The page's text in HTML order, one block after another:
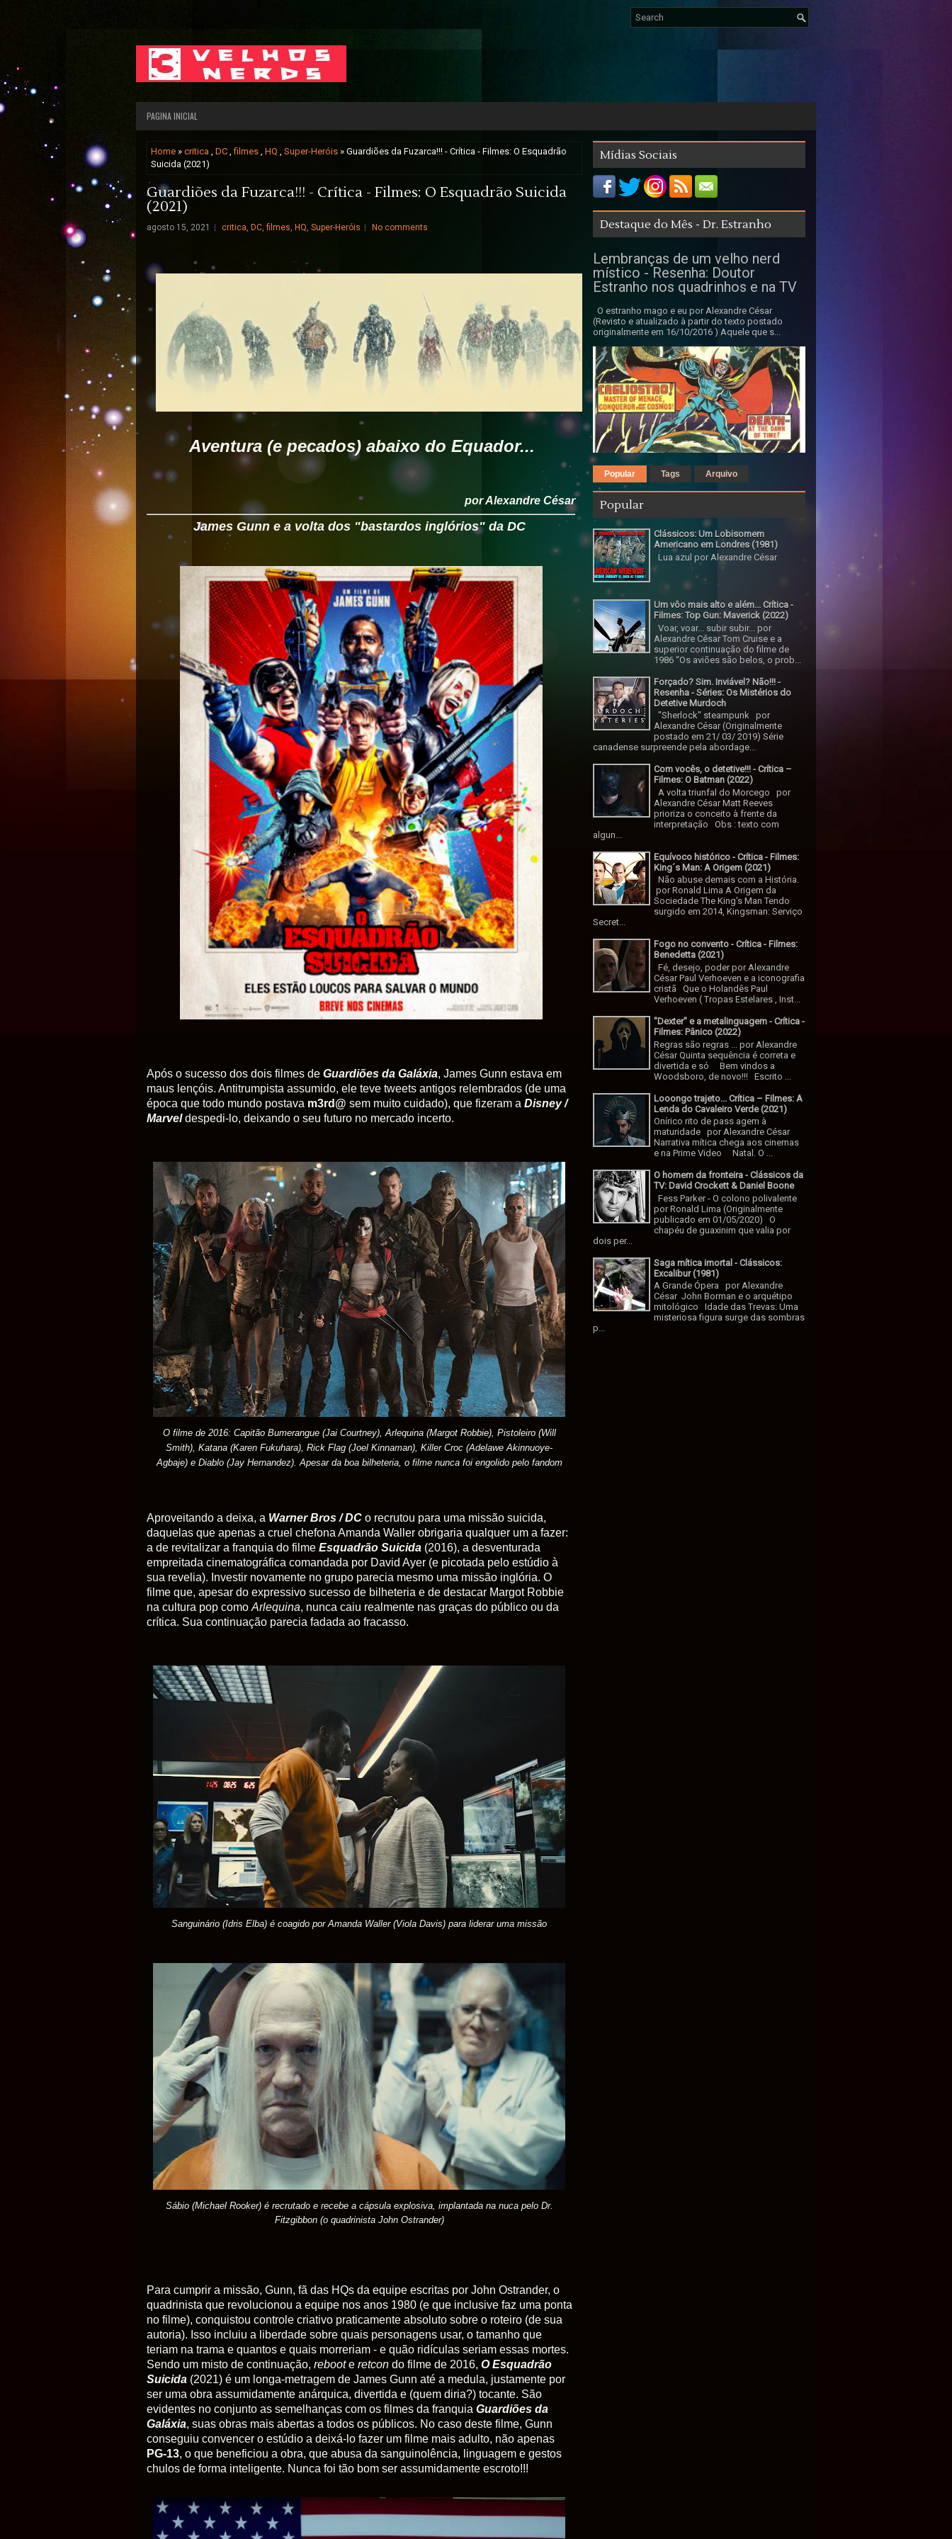
PAGINA INICIAL
Home » critica , DC ,filmes , HQ , Super-Heróis » Guardiões da Fuzarca!!! - Crítica - Filmes: O Esquadrão
Suicida (2021)
Guardiões da Fuzarca!!! - Crítica - Filmes: O Esquadrão Suicida
(2021)
agosto 15, 2021 critica, DC,filmes, HQ, Super-Heróis No comments
Aventura (e pecados) abaixo do Equador...
por Alexandre César
James Gunn e a volta dos "bastardos inglórios" da DC
Após o sucesso dos dois filmes de Guardiões da Galáxia, James Gunn estava em
maus lençóis. Antitrumpista assumido, ele teve tweets antigos relembrados (de uma
época que todo mundo postava m3rd@ sem muito cuidado), que fizeram a Disney /
Marveldespedi-lo, deixando o seu futuro no mercado incerto.
O filme de 2016: Capitão Bumerangue (Jai Courtney), Arlequina (Margot Robbie), Pistoleiro (Will
Smith), Katana (Karen Fukuhara), Rick Flag (Joel Kinnaman), Killer Croc (Adelawe Akinnuoye-
Agbaje) e Diablo (Jay Hernandez). Apesar da boa bilheteria, o filme nunca foi engolido pelo fandom
Aproveitando a deixa, a Warner Bros / DC o recrutou para uma missão suicida,
daquelas que apenas a cruel chefona Amanda Waller obrigaria qualquer um a fazer:
a de revitalizar a franquia do filme Esquadrão Suicida (2016), a desventurada
empreitada cinematográfica comandada por David Ayer (e picotada pelo estúdio à
sua revelia). Investir novamente no grupo parecia mesmo uma missão inglória. O
filme que, apesar do expressivo sucesso de bilheteria e de destacar Margot Robbie
na cultura pop como Arlequina, nunca caiu realmente nas graças do público ou da
crítica. Sua continuação parecia fadada ao fracasso.
Sanguinário (Idris Elba) é coagido por Amanda Waller (Viola Davis) para liderar uma missão
Sábio (Michael Rooker) é recrutado e recebe a cápsula explosiva, implantada na nuca pelo Dr.
Fitzgibbon (o quadrinista John Ostrander)
Para cumprir a missão, Gunn, fã das HQs da equipe escritas por John Ostrander, o
quadrinista que revolucionou a equipe nos anos 1980 (e que inclusive faz uma ponta
no filme), conquistou controle criativo praticamente absoluto sobre o roteiro (de sua
autoria). Isso incluiu a liberdade sobre quais personagens usar, o tamanho que
teriam na trama e quantos e quais morreriam - e quão ridículas seriam essas mortes.
Sendo um misto de continuação, reboote retcon do filme de 2016, O Esquadrão
Suicida (2021) é um longa-metragem de James Gunn até a medula, justamente por
ser uma obra assumidamente anárquica, divertida e (quem diria?) tocante. São
evidentes no conjunto as semelhanças com os filmes da franquia Guardiões da
Galáxia, suas obras mais abertas a todos os públicos. No caso deste filme, Gunn
conseguiu convencer o estúdio a deixá-lo fazer um filme mais adulto, não apenas
PG-13, o que beneficiou a obra, que abusa da sanguinolência, linguagem e gestos
chulos de forma inteligente. Nunca foi tão bom ser assumidamente escroto!!!
Mídias Sociais
Destaque do Mês - Dr. Estranho
Lembranças de um velho nerd
místico - Resenha: Doutor
Estranho nos quadrinhos e na TV
O estranho mago e eu por Alexandre César
(Revisto e atualizado à partir do texto postado
originalmente em 16/10/2016 ) Aquele que s...
Popular Tags Arquivo
Popular
Clássicos: Um Lobisomem
Americano em Londres (1981)
Lua azul por Alexandre César
Um vôo mais alto e além... Crítica -
Filmes: Top Gun: Maverick (2022)
Voar, voar... subir subir... por
Alexandre César Tom Cruise e a
superior continuação do filme de
1986 “Os aviões são belos, o prob...
Forçado? Sim. Inviável? Não!!! -
Resenha - Séries: Os Mistérios do
Detetive Murdoch
"Sherlock" steampunk por
Alexandre César (Originalmente
postado em 21/ 03/ 2019) Série
canadense surpreende pela abordage...
Com vocês, o detetive!!! - Crítica –
Filmes: O Batman (2022)
A volta triunfal do Morcego por
Alexandre César Matt Reeves
prioriza o conceito à frente da
interpretação Obs : texto com
algun...
Equívoco histórico - Crítica - Filmes:
King´s Man: A Origem (2021)
Não abuse demais com a História.
por Ronald Lima A Origem da
Sociedade The King's Man Tendo
surgido em 2014, Kingsman: Serviço
Secret...
Fogo no convento - Crítica - Filmes:
Benedetta (2021)
Fé, desejo, poder por Alexandre
César Paul Verhoeven e a iconografia
cristã Que o Holandês Paul
Verhoeven ( Tropas Estelares , Inst...
"Dexter" e a metalinguagem - Crítica -
Filmes: Pânico (2022)
Regras são regras ... por Alexandre
César Quinta sequência é correta e
divertida e só Bem vindos a
Woodsboro, de novo!!! Escrito ...
Looongo trajeto... Crítica – Filmes: A
Lenda do Cavaleiro Verde (2021)
Onírico rito de pass agem à
maturidade por Alexandre César
Narrativa mítica chega aos cinemas
e na Prime Video Natal. O ...
O homem da fronteira - Clássicos da
TV: David Crockett & Daniel Boone
Fess Parker - O colono polivalente
por Ronald Lima (Originalmente
publicado em 01/05/2020) O
chapéu de guaxinim que valia por
dois per...
Saga mítica imortal - Clássicos:
Excalibur (1981)
A Grande Ópera por Alexandre
César John Borman e o arquétipo
mitológico Idade das Trevas: Uma
misteriosa figura surge das sombras
p...